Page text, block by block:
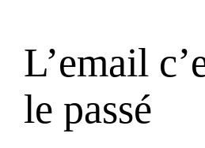
L’email
le passé